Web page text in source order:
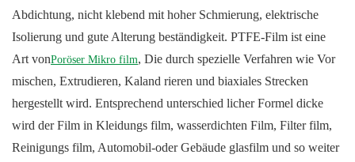
Abdichtung, nicht klebend mit hoher Schmierung, elektrische
Isolierung und gute Alterung beständigkeit. PTFE-Film ist eine
Art vonPoröser Mikro film, Die durch spezielle Verfahren wie Vor
mischen, Extrudieren, Kaland rieren und biaxiales Strecken
hergestellt wird. Entsprechend unterschied licher Formel dicke
wird der Film in Kleidungs film, wasserdichten Film, Filter film,
Reinigungs film, Automobil-oder Gebäude glasfilm und so weiter